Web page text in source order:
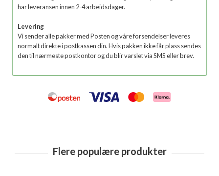
har leveransen innen 2-4 arbeidsdager.
Levering
Vi sender alle pakker med Posten og våre forsendelser leveres
normalt direkte i postkassen din. Hvis pakken ikke får plass sendes
den til nærmeste postkontor og du blir varslet via SMS eller brev.